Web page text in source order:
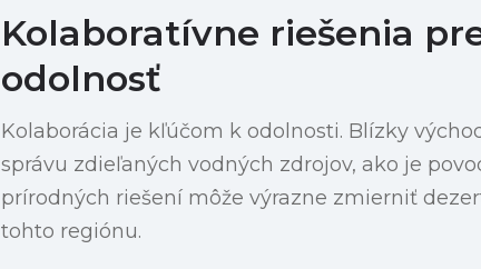
Kolaboratívne riešenia
odolnosť
Kolaborácia je kľúčom k odolnosti. Blízky
správu zdieľaných vodných zdrojov, ako je
prírodných riešení môže výrazne zmierniť
tohto regiónu.